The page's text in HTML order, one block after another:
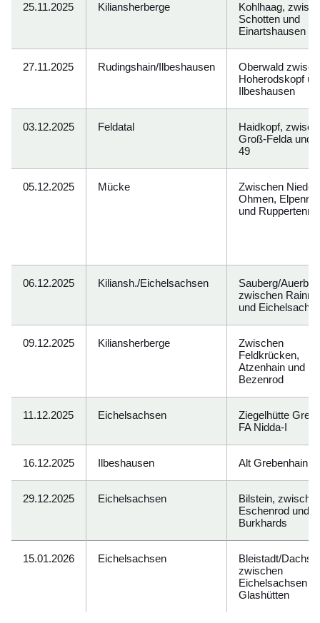
25.11.2025 Kiliansherberge
Kohlhaag,
Schotten und
Einartshausen
27.11.2025 Rudingshain/Ilbeshausen
Oberwald
Hoherodskopf
Ilbeshausen
03.12.2025 Feldatal
Haidkopf,
Groß-Felda und
49
05.12.2025 Mücke
Zwischen Nieder-
Ohmen, Elpenrod
und
06.12.2025 Kiliansh./Eichelsachsen
Sauberg/
zwischen
und
09.12.2025 Kiliansherberge
Zwischen
Feldkrücken,
Atzenhain und
Bezenrod
11.12.2025 Eichelsachsen
Ziegelhütte
FA Nidda-I
16.12.2025 Ilbeshausen Alt Grebenhain
29.12.2025 Eichelsachsen
Bilstein,
Eschenrod und
Burkhards
15.01.2026 Eichelsachsen
Bleistadt/
zwischen
Eichelsachsen
Glashütten